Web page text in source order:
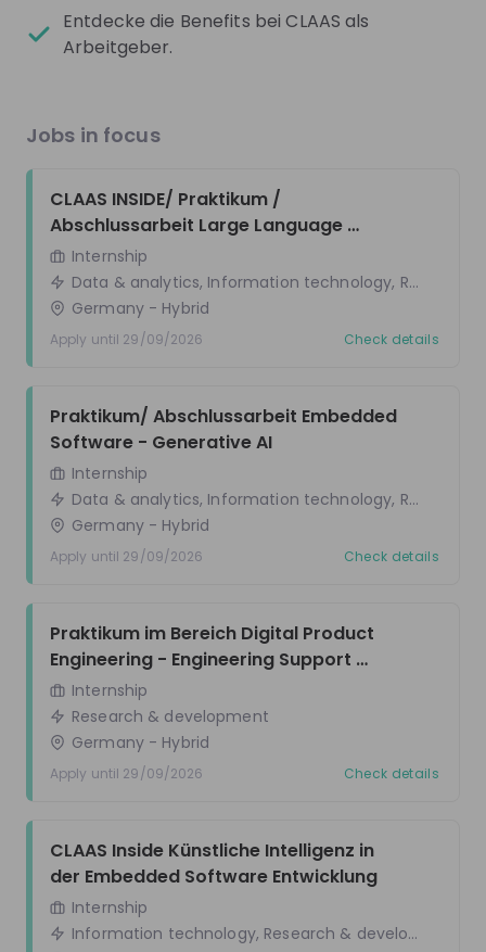
Data & analytics, Information technology, Research &
Germany- Hybrid
CLAAS Inside Künstliche Intelligenz in der
Internship
Information technology, Research & development
Germany- Hybrid
Apply until 29/09/2026 Check details
Check all job openings
Get in First. Stay Ahead.
Be the first to know about job openings
Get tailored stream recommendations
Sign up now!
Mentors
atCLAAS
Scouting at
Live streams
Entdecke die Benefits bei CLAAS als
Arbeitgeber.
Jobs in focus
CLAAS INSIDE/ Praktikum /
Abschlussarbeit Large Language
Models (LLMs) & RAG
Internship
Data & analytics, Information technology, Research
Germany- Hybrid
Apply until 29/09/2026 Check details
Praktikum/ Abschlussarbeit Embedded
Software - Generative AI
Internship
Data & analytics, Information technology, Research
Germany- Hybrid
Apply until 29/09/2026 Check details
Praktikum im Bereich Digital Product
Engineering - Engineering Support
(evtl. auch Abschlussarbeit)
Internship
Research & development
Germany- Hybrid
Apply until 29/09/2026 Check details
CLAAS Inside Künstliche Intelligenz in
der Embedded Software Entwicklung
Internship
Information technology, Research & development